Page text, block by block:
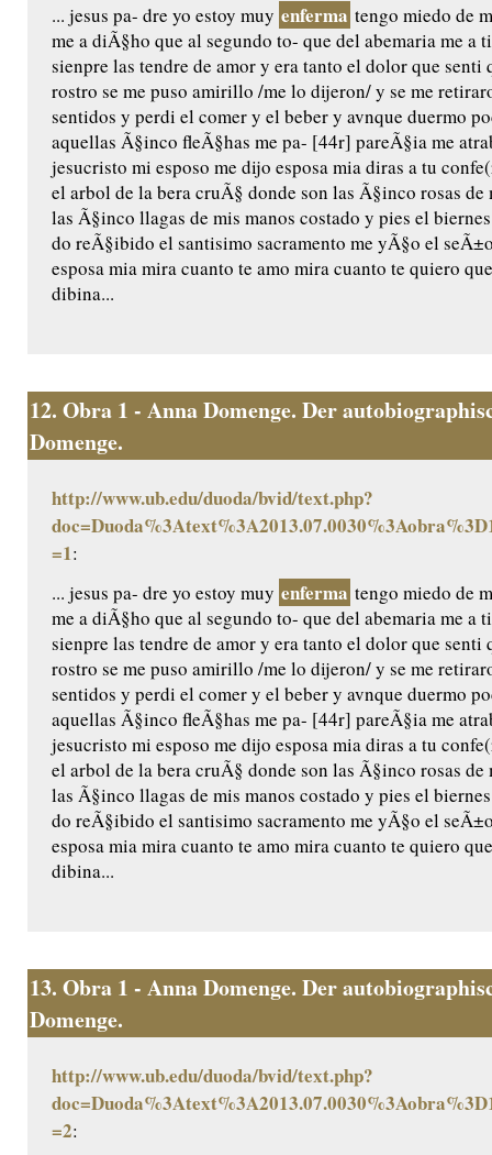
... jesus pa- dre yo estoy muy enferma tengo miedo de
me a diÃ§ho que al segundo to- que del abemaria me a
sienpre las tendre de amor y era tanto el dolor que
rostro se me puso amirillo /me lo dijeron/ y se me
sentidos y perdi el comer y el beber y avnque duermo
aquellas Ã§inco fleÃ§has me pa- [44r] pareÃ§ia me
jesucristo mi esposo me dijo esposa mia diras a tu
el arbol de la bera cruÃ§ donde son las Ã§inco rosas
las Ã§inco llagas de mis manos costado y pies el
do reÃ§ibido el santisimo sacramento me yÃ§o el
esposa mia mira cuanto te amo mira cuanto te quiero
dibina...
12. Obra 1 - Anna Domenge. Der
Domenge.
http://www.ub.edu/duoda/bvid/text.php?
=1:
... jesus pa- dre yo estoy muy enferma tengo miedo de
me a diÃ§ho que al segundo to- que del abemaria me a
sienpre las tendre de amor y era tanto el dolor que
rostro se me puso amirillo /me lo dijeron/ y se me
sentidos y perdi el comer y el beber y avnque duermo
aquellas Ã§inco fleÃ§has me pa- [44r] pareÃ§ia me
jesucristo mi esposo me dijo esposa mia diras a tu
el arbol de la bera cruÃ§ donde son las Ã§inco rosas
las Ã§inco llagas de mis manos costado y pies el
do reÃ§ibido el santisimo sacramento me yÃ§o el
esposa mia mira cuanto te amo mira cuanto te quiero
dibina...
13. Obra 1 - Anna Domenge. Der
Domenge.
http://www.ub.edu/duoda/bvid/text.php?
=2: